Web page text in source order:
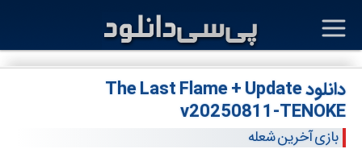
دانلود The Last Flame + Update
v20250811-TENOKE
بازی آخرین شعله